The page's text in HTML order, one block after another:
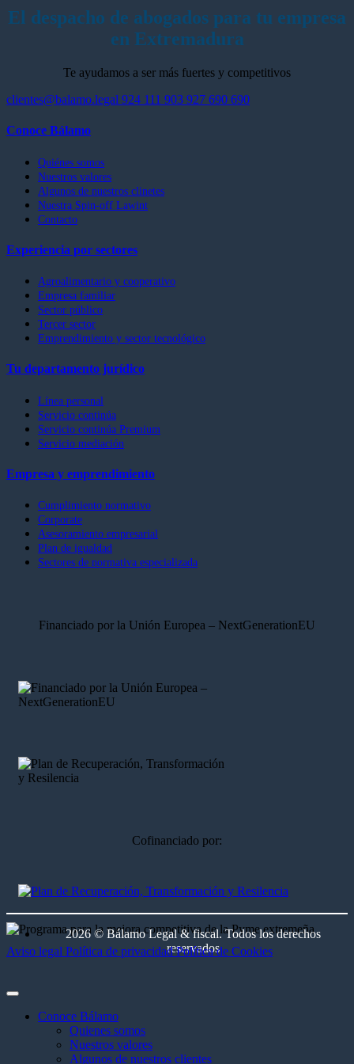
El despacho de abogados para tu empresa
en Extremadura
Te ayudamos a ser más fuertes y competitivos
clientes@balamo.legal 924 111 903 927 690 690
Conoce Bálamo
Quiénes somos
Nuestros valores
Algunos de nuestros clinetes
Nuestra Spin-off Lawint
Contacto
Experiencia por sectores
Agroalimentario y cooperativo
Empresa familiar
Sector público
Tercer sector
Emprendimiento y sector tecnológico
Tu departamento jurídico
Línea personal
Servicio continúa
Servicio continúa Premium
Servicio mediación
Empresa y emprendimiento
Cumplimiento normativo
Corporate
Asesoramiento empresarial
Plan de igualdad
Sectores de normativa especializada
Financiado por la Unión Europea – NextGenerationEU
Cofinanciado por:
2026 © Bálamo Legal & fiscal. Todos los derechos
reservados
Aviso legal Política de privacidad Política de Cookies
Conoce Bálamo
Quienes somos
Nuestros valores
Algunos de nuestros clientes